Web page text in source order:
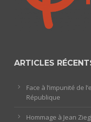
ARTICLES
Face à l’impunité de
République
Hommage à Jean